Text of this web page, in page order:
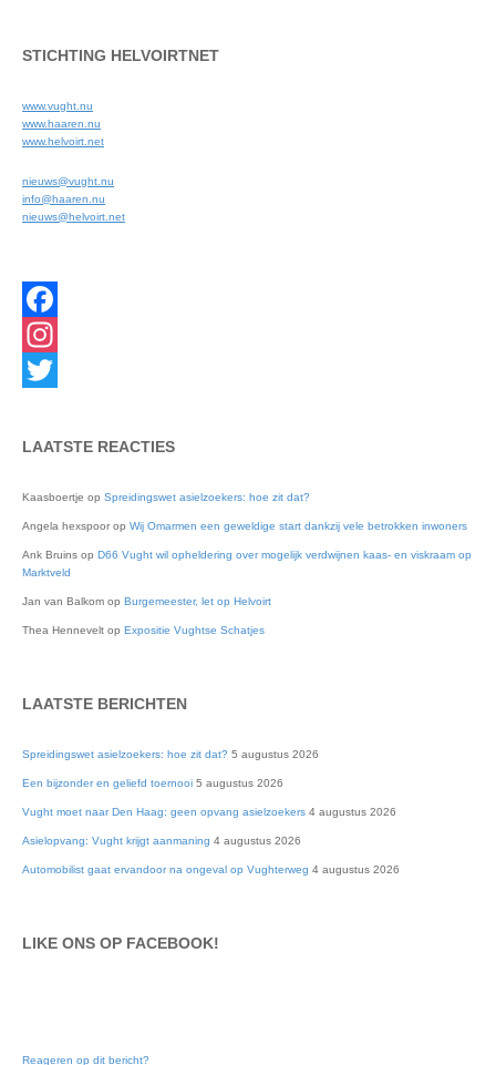
STICHTING HELVOIRTNET
www.vught.nu
www.haaren.nu
www.helvoirt.net
nieuws@vught.nu
info@haaren.nu
nieuws@helvoirt.net
Facebook
Instagram
LAATSTE REACTIES
Kaasboertje op Spreidingswet asielzoekers: hoe zit dat?
Angela hexspoor op Wij Omarmen een geweldige start dankzij vele betrokken inwoners
Ank Bruins op D66 Vught wil opheldering over mogelijk verdwijnen kaas- en viskraam op
Marktveld
Jan van Balkom op Burgemeester, let op Helvoirt
Thea Hennevelt op Expositie Vughtse Schatjes
LAATSTE BERICHTEN
Spreidingswet asielzoekers: hoe zit dat? 5 augustus 2026
Een bijzonder en geliefd toernooi 5 augustus 2026
Vught moet naar Den Haag: geen opvang asielzoekers 4 augustus 2026
Asielopvang: Vught krijgt aanmaning 4 augustus 2026
Automobilist gaat ervandoor na ongeval op Vughterweg 4 augustus 2026
LIKE ONS OP FACEBOOK!
Reageren op dit bericht?